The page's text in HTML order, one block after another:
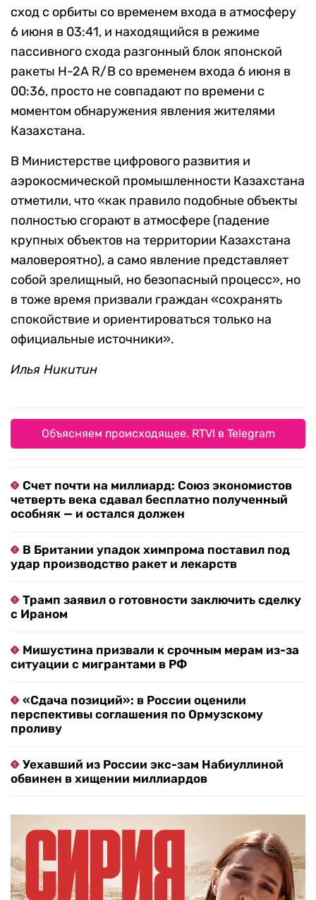
сход с орбиты со временем входа в атмосферу
6 июня в 03:41, и находящийся в режиме
пассивного схода разгонный блок японской
ракеты H-2A R/B со временем входа 6 июня в
00:36, просто не совпадают по времени с
моментом обнаружения явления жителями
Казахстана.
В Министерстве цифрового развития и
аэрокосмической промышленности Казахстана
отметили, что «как правило подобные объекты
полностью сгорают в атмосфере (падение
крупных объектов на территории Казахстана
маловероятно), а само явление представляет
собой зрелищный, но безопасный процесс», но
в тоже время призвали граждан «сохранять
спокойствие и ориентироваться только на
официальные источники».
Илья Никитин
Объясняем происходящее. RTVI в Telegram
Счет почти на миллиард: Союз экономистов
четверть века сдавал бесплатно полученный
особняк — и остался должен
В Британии упадок химпрома поставил под
удар производство ракет и лекарств
Трамп заявил о готовности заключить сделку
с Ираном
Мишустина призвали к срочным мерам из-за
ситуации с мигрантами в РФ
«Сдача позиций»: в России оценили
перспективы соглашения по Ормузскому
проливу
Уехавший из России экс-зам Набиуллиной
обвинен в хищении миллиардов